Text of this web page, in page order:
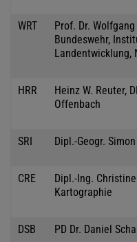
WRT
Prof. Dr.
Bundeswehr,
Landentwicklung,
HRR
Heinz W. Reuter,
Offenbach
SRI Dipl.-Geogr.
CRE
Dipl.-Ing.
Kartographie
DSB PD Dr. Daniel